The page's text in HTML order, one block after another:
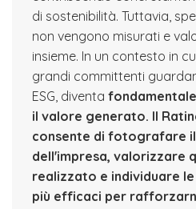
di sostenibilità. Tuttavia,
non vengono misurati e
insieme. In un contesto in
grandi committenti
ESG, diventa
il valore generato. Il
consente di fotografare il
dell'impresa, valorizzare
realizzato e individuare
più efficaci per